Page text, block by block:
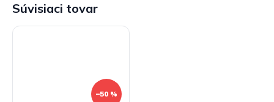
Súvisiaci tovar
–50 %